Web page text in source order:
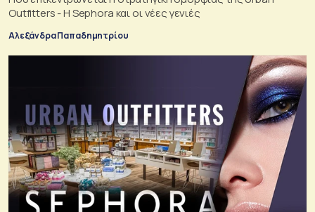
Outfitters - Η Sephora και οι νέες γενιές
Αλεξάνδρα Παπαδημητρίου